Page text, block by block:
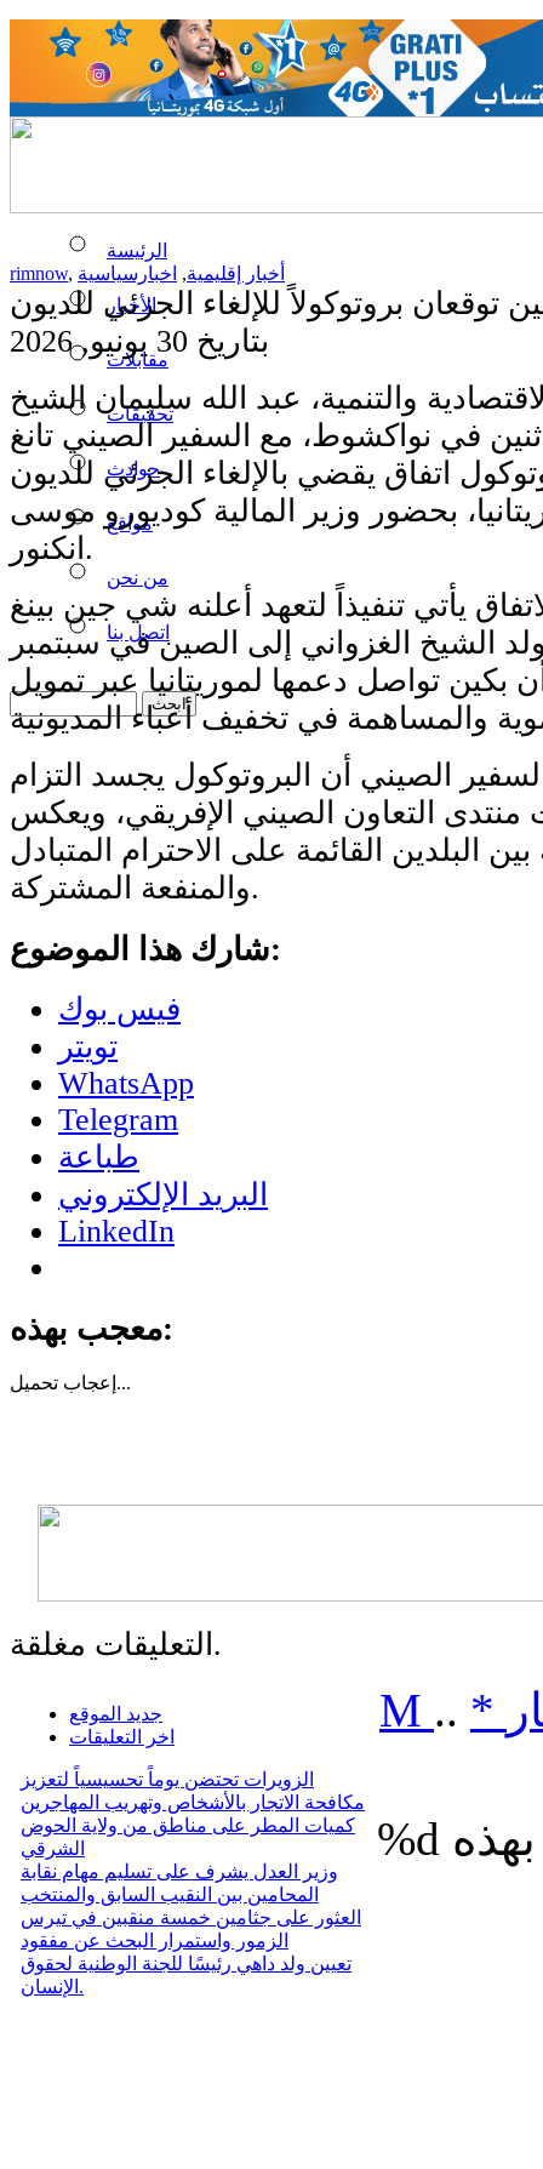
الرئيسة
الأخبار
مقابلات
تحقيقات
حوادث
مواقع
من نحن
اتصل بنا
rimnow, أخبار إقليمية, اخبارسياسية
توقعان بروتوكولاً للإلغاء الجزئي للديون
بتاريخ 30 يونيو, 2026
والتنمية، عبد الله سليمان الشيخ
في نواكشوط، مع السفير الصيني تانغ
اتفاق يقضي بالإلغاء الجزئي للديون
بحضور وزير المالية كوديورو موسى
انكنور.
يأتي تنفيذاً لتعهد أعلنه شي جين بينغ
الشيخ الغزواني إلى الصين في سبتمبر
أن بكين تواصل دعمها لموريتانيا عبر تمويل
الصيني أن البروتوكول يجسد التزام
منتدى التعاون الصيني الإفريقي، ويعكس
البلدين القائمة على الاحترام المتبادل
والمنفعة المشتركة.
شارك هذا الموضوع:
فيس بوك
تويتر
WhatsApp
Telegram
طباعة
البريد الإلكتروني
LinkedIn
معجب بهذه:
إعجاب تحميل...
التعليقات مغلقة.
جديد الموقع
اخر التعليقات
الزويرات تحتضن يوماً تحسيسياً لتعزيز
مكافحة الاتجار بالأشخاص وتهريب المهاجرين
كميات المطر على مناطق من ولاية الحوض
الشرقي
وزير العدل يشرف على تسليم مهام نقابة
المحامين بين النقيب السابق والمنتخب
العثور على جثامين خمسة منقبين في تيرس
الزمور واستمرار البحث عن مفقود
تعيين ولد داهي رئيسًا للجنة الوطنية لحقوق
الإنسان.
M .. *
%d